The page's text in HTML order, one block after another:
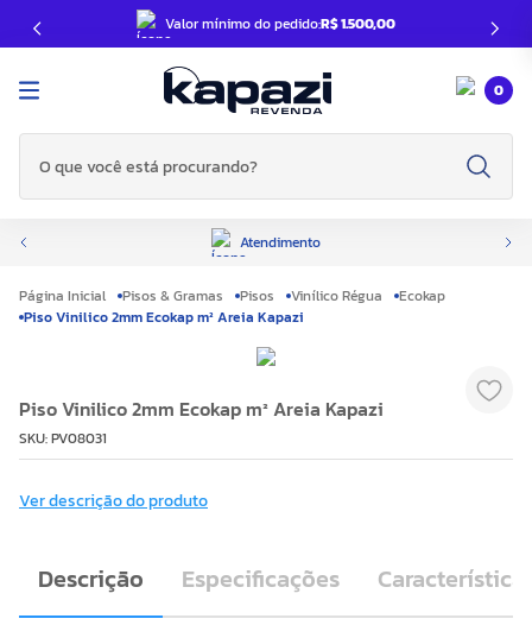
Valor mínimo do pedido:R$ 1.500,00
0
O que você está procurando?
Atendimento
Pisos & Gramas Pisos Vinílico Régua
Ecokap
Piso Vinilico 2mm Ecokap m² Areia Kapazi
Piso Vinilico 2mm Ecokap m² Areia Kapazi
SKU:PV08031
Ver descrição do produto
Descrição Especificações